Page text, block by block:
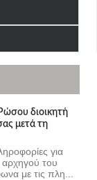
διοικητή
μετά τη
για
του
με τις πλη...